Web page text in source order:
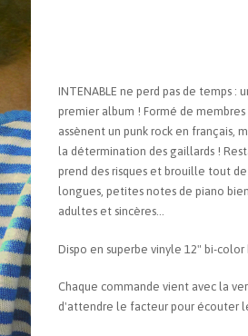
INTENABLE ne perd pas de temps
premier album ! Formé de
assènent un punk rock en français,
la détermination des gaillards !
prend des risques et brouille tout
longues, petites notes de piano
adultes et sincères…
Dispo en superbe vinyle 12" bi-color
Chaque commande vient avec la
d'attendre le facteur pour écouter